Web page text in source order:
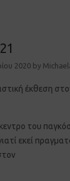
2020 by
έκθεση
του
εκεί